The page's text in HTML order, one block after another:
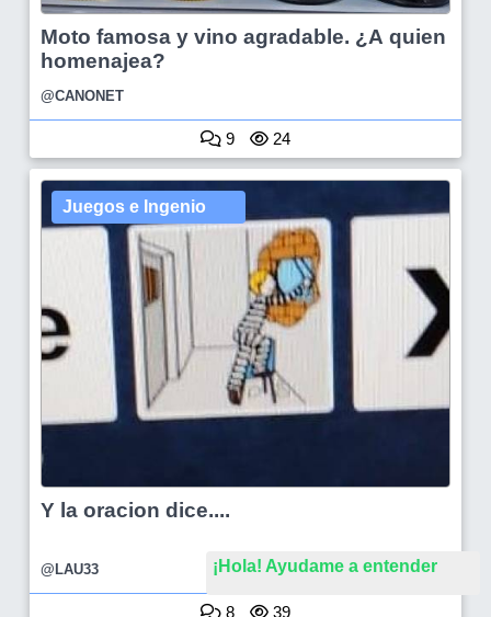
¡Hola! Ayudame a entender
Moto famosa y vino agradable. ¿A quien
homenajea?
@CANONET
9 24
Juegos e Ingenio
Y la oracion dice....
@LAU33
8 39